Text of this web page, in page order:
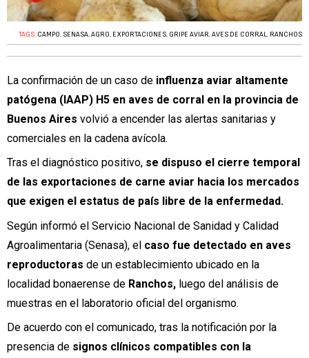
TAGS: CAMPO, SENASA,AGRO, EXPORTACIONES, GRIPE AVIAR,AVES DE CORRAL, RANCHOS
La confirmación de un caso de influenza aviar altamente
patógena (IAAP) H5 en aves de corral en la provincia de
Buenos Aires volvió a encender las alertas sanitarias y
comerciales en la cadena avícola.
Tras el diagnóstico positivo, se dispuso el cierre temporal
de las exportaciones de carne aviar hacia los mercados
que exigen el estatus de país libre de la enfermedad.
Según informó el Servicio Nacional de Sanidad y Calidad
Agroalimentaria (Senasa), el caso fue detectado en aves
reproductoras de un establecimiento ubicado en la
localidad bonaerense de Ranchos, luego del análisis de
muestras en el laboratorio oficial del organismo.
De acuerdo con el comunicado, tras la notificación por la
presencia de signos clínicos compatibles con la